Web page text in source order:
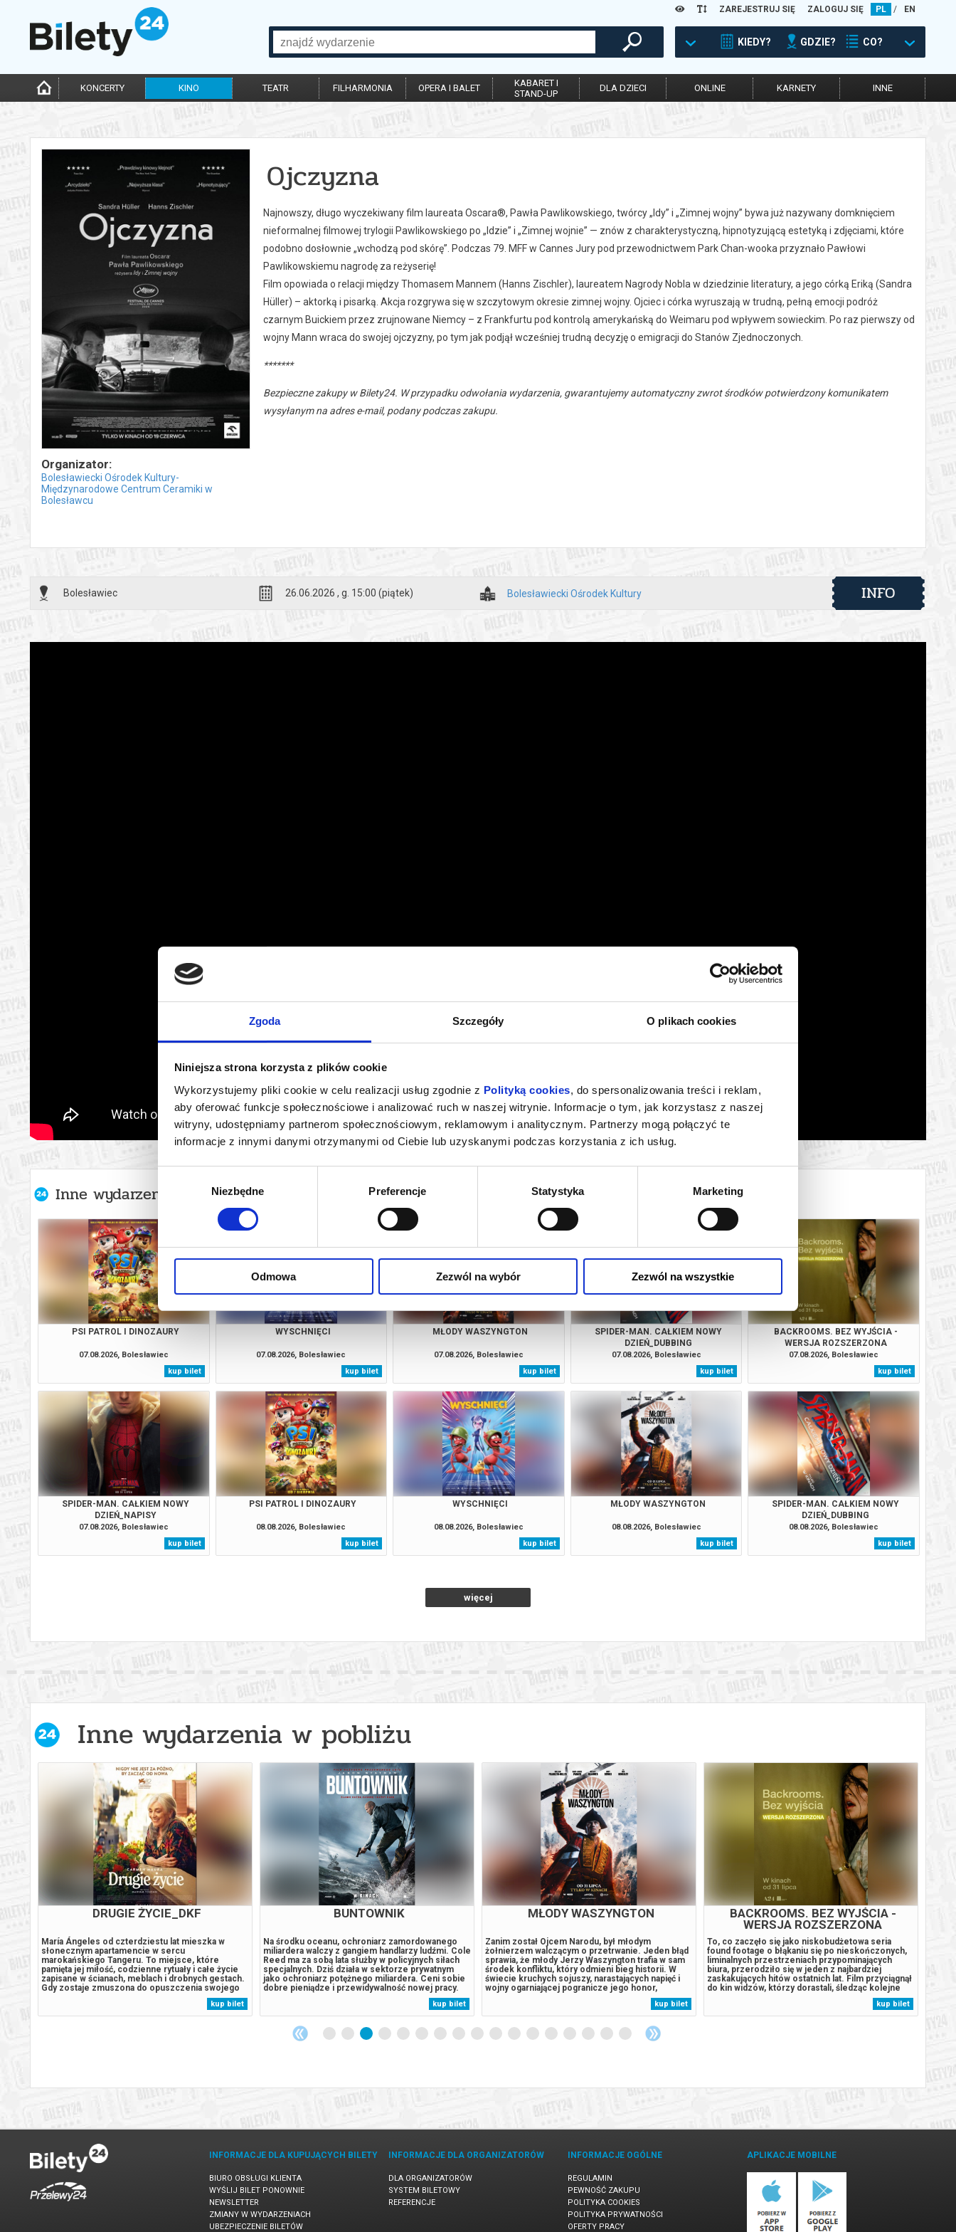
Zgoda Szczegóły O plikach cookies
Niniejsza strona korzysta z plików cookie
Wykorzystujemy pliki cookie w celu realizacji usług zgodnie z Polityką cookies, do spersonalizowania treści i reklam,
aby oferować funkcje społecznościowe i analizować ruch w naszej witrynie. Informacje o tym, jak korzystasz z naszej
witryny, udostępniamy partnerom społecznościowym, reklamowym i analitycznym. Partnerzy mogą połączyć te
informacje z innymi danymi otrzymanymi od Ciebie lub uzyskanymi podczas korzystania z ich usług.
zgody
Niezbędne Preferencje Statystyka Marketing
Odmowa Zezwól na wybór Zezwól na wszystkie
ZAREJESTRUJ SIĘ ZALOGUJ SIĘ PL / EN
KIEDY? GDZIE? CO?
KONCERTY KINO TEATR FILHARMONIA OPERA I BALET
KABARET I
STAND-UP
DLA DZIECI ONLINE KARNETY INNE
Organizator:
Bolesławiecki Ośrodek Kultury-
Międzynarodowe Centrum Ceramiki w
Bolesławcu
Ojczyzna
Najnowszy, długo wyczekiwany film laureata Oscara®, Pawła Pawlikowskiego, twórcy „Idy” i „Zimnej wojny” bywa już nazywany domknięciem
nieformalnej filmowej trylogii Pawlikowskiego po „Idzie” i „Zimnej wojnie” — znów z charakterystyczną, hipnotyzującą estetyką i zdjęciami, które
podobno dosłownie „wchodzą pod skórę”. Podczas 79. MFF w Cannes Jury pod przewodnictwem Park Chan-wooka przyznało Pawłowi
Pawlikowskiemu nagrodę za reżyserię!
Film opowiada o relacji między Thomasem Mannem (Hanns Zischler), laureatem Nagrody Nobla w dziedzinie literatury, a jego córką Eriką (Sandra
Hüller) – aktorką i pisarką. Akcja rozgrywa się w szczytowym okresie zimnej wojny. Ojciec i córka wyruszają w trudną, pełną emocji podróż
czarnym Buickiem przez zrujnowane Niemcy – z Frankfurtu pod kontrolą amerykańską do Weimaru pod wpływem sowieckim. Po raz pierwszy od
wojny Mann wraca do swojej ojczyzny, po tym jak podjął wcześniej trudną decyzję o emigracji do Stanów Zjednoczonych.
*******
Bezpieczne zakupy w Bilety24. W przypadku odwołania wydarzenia, gwarantujemy automatyczny zwrot środków potwierdzony komunikatem
wysyłanym na adres e-mail, podany podczas zakupu.
Bolesławiec 26.06.2026 , g. 15:00 (piątek) Bolesławiecki Ośrodek Kultury INFO
Inne wydarzenia organizatora
PSI PATROL I DINOZAURY
07.08.2026, Bolesławiec
kup bilet
WYSCHNIĘCI
07.08.2026, Bolesławiec
kup bilet
MŁODY WASZYNGTON
07.08.2026, Bolesławiec
kup bilet
SPIDER-MAN. CAŁKIEM NOWY
DZIEŃ_DUBBING
07.08.2026, Bolesławiec
kup bilet
BACKROOMS. BEZ WYJŚCIA -
WERSJA ROZSZERZONA
07.08.2026, Bolesławiec
kup bilet
SPIDER-MAN. CAŁKIEM NOWY
DZIEŃ_NAPISY
07.08.2026, Bolesławiec
kup bilet
PSI PATROL I DINOZAURY
08.08.2026, Bolesławiec
kup bilet
WYSCHNIĘCI
08.08.2026, Bolesławiec
kup bilet
MŁODY WASZYNGTON
08.08.2026, Bolesławiec
kup bilet
SPIDER-MAN. CAŁKIEM NOWY
DZIEŃ_DUBBING
08.08.2026, Bolesławiec
kup bilet
więcej
Inne wydarzenia w pobliżu
i
DRUGIE ŻYCIE_DKF
María Ángeles od czterdziestu lat mieszka w
słonecznym apartamencie w sercu
marokańskiego Tangeru. To miejsce, które
pamięta jej miłość, codzienne rytuały i całe życie
zapisane w ścianach, meblach i drobnych gestach.
Gdy zostaje zmuszona do opuszczenia swojego
domu, nie potrafi się z tym pogodzić – bo dom to
nie tylko adres, lecz część tożsamości. To, co
początkowo wydaje się bolesną koniecznością,...
kup bilet
BUNTOWNIK
Na środku oceanu, ochroniarz zamordowanego
miliardera walczy z gangiem handlarzy ludźmi. Cole
Reed ma za sobą lata służby w policyjnych siłach
specjalnych. Dziś działa w sektorze prywatnym
jako ochroniarz potężnego miliardera. Ceni sobie
dobre pieniądze i przewidywalność nowej pracy.
Jednak, gdy jego mocodawca zostanie brutalnie
zamordowany, Cole będzie musiał znów stanąć do
walki z potężnym wrogiem....
kup bilet
MŁODY WASZYNGTON
Zanim został Ojcem Narodu, był młodym
żołnierzem walczącym o przetrwanie. Jeden błąd
sprawia, że młody Jerzy Waszyngton trafia w sam
środek konfliktu, który odmieni bieg historii. W
świecie kruchych sojuszy, narastających napięć i
wojny ogarniającej pogranicze jego honor,
najcięższą próbę. Stawiając czoła niebezpiecznym
przeciwnikom, Washington musi zmierzyć...
kup bilet
BACKROOMS. BEZ WYJŚCIA -
WERSJA ROZSZERZONA
To, co zaczęło się jako niskobudżetowa seria
found footage o błąkaniu się po nieskończonych,
liminalnych przestrzeniach przypominających
biura, przerodziło się w jeden z najbardziej
zaskakujących hitów ostatnich lat. Film przyciągnął
do kin widzów, którzy dorastali, śledząc kolejne
odsłony internetowej legendy publikowanej na
YouTubie. Ta oddolna energia i zaangażowanie
fanów nie słabną. Twórcy wyszli...
kup bilet
INFORMACJE DLA KUPUJĄCYCH BILETY
BIURO OBSŁUGI KLIENTA
WYŚLIJ BILET PONOWNIE
NEWSLETTER
ZMIANY W WYDARZENIACH
UBEZPIECZENIE BILETÓW
INFORMACJE DLA ORGANIZATORÓW
DLA ORGANIZATORÓW
SYSTEM BILETOWY
REFERENCJE
INFORMACJE OGÓLNE
REGULAMIN
PEWNOŚĆ ZAKUPU
POLITYKA COOKIES
POLITYKA PRYWATNOŚCI
OFERTY PRACY
APLIKACJE MOBILNE